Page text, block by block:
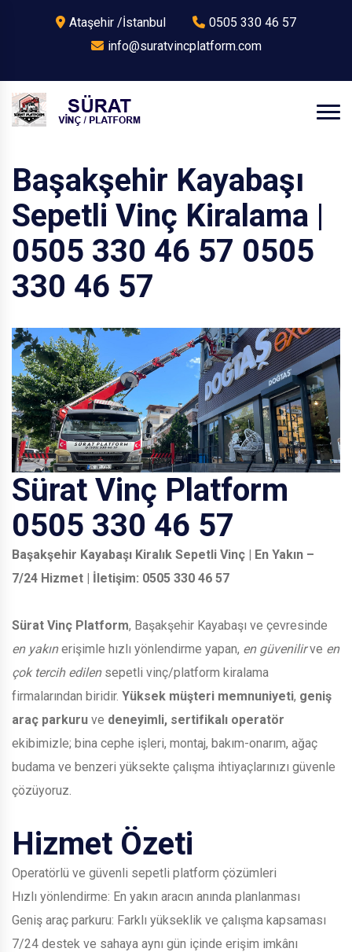
Ataşehir /İstanbul
0505 330 46 57
info@suratvincplatform.com
Başakşehir Kayabaşı
Sepetli Vinç Kiralama |
0505 330 46 57 0505
330 46 57
Sürat Vinç Platform
0505 330 46 57
Başakşehir Kayabaşı Kiralık Sepetli Vinç | En Yakın –
7/24 Hizmet | İletişim: 0505 330 46 57
Sürat Vinç Platform, Başakşehir Kayabaşı ve çevresinde
en yakınerişimle hızlı yönlendirme yapan, en güvenilirve en
çok tercih edilensepetli vinç/platform kiralama
firmalarından biridir. Yüksek müşteri memnuniyeti, geniş
araç parkuru ve deneyimli, sertifikalı operatör
ekibimizle; bina cephe işleri, montaj, bakım-onarım, ağaç
budama ve benzeri yüksekte çalışma ihtiyaçlarınızı güvenle
çözüyoruz.
Hizmet Özeti
Operatörlü ve güvenli sepetli platform çözümleri
Hızlı yönlendirme: En yakın aracın anında planlanması
Geniş araç parkuru: Farklı yükseklik ve çalışma kapsaması
7/24 destek ve sahaya aynı gün içinde erişim imkânı